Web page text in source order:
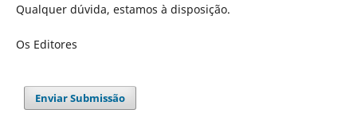
Qualquer dúvida, estamos à disposição.
Os Editores
Enviar Submissão